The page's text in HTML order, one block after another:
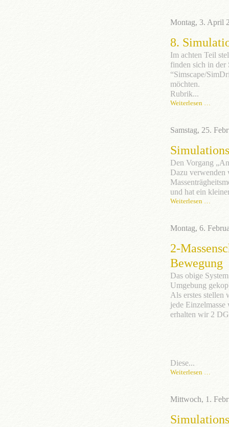
Montag, 3. April
8.
Im achten Teil
finden sich in
“Simscape/
möchten.
Rubrik...
Weiterlesen …
Samstag, 25.
Den Vorgang
Dazu verwenden
und hat ein
Weiterlesen …
Montag, 6.
2-
Bewegung
Das obige
Umgebung
Als erstes stellen
jede
erhalten wir 2
Diese...
Weiterlesen …
Mittwoch, 1.